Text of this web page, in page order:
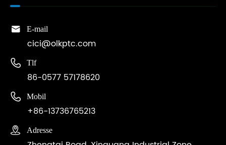
 E-mail
cici@olkptc.com
 Tlf
86-0577 57178620
 Mobil
+86-13736765213
 Adresse